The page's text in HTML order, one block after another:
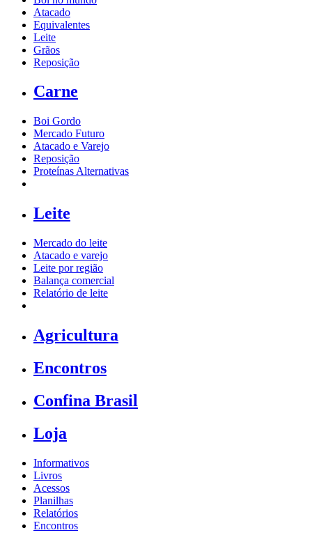
Atacado
Equivalentes
Leite
Grãos
Reposição
Carne
Boi Gordo
Mercado Futuro
Atacado e Varejo
Reposição
Proteínas Alternativas
Leite
Mercado do leite
Atacado e varejo
Leite por região
Balança comercial
Relatório de leite
Agricultura
Encontros
Confina Brasil
Loja
Informativos
Livros
Acessos
Planilhas
Relatórios
Encontros